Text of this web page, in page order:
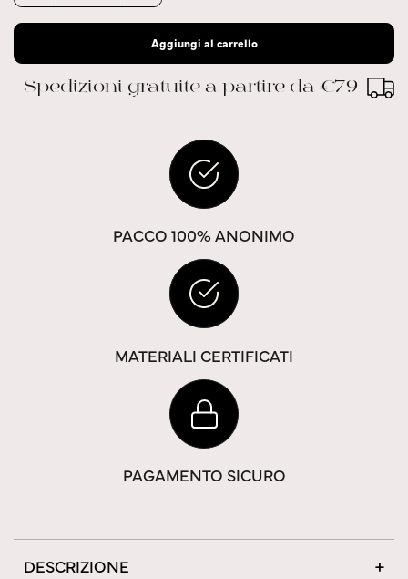
Aggiungi al carrello
Spedizioni gratuite a partire da €79
PACCO 100% ANONIMO
MATERIALI CERTIFICATI
PAGAMENTO SICURO
DESCRIZIONE